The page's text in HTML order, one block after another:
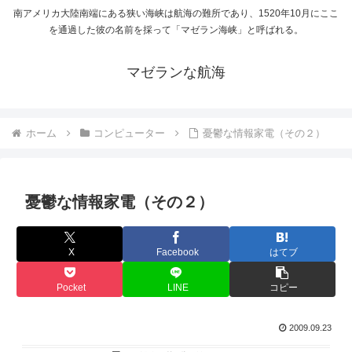
南アメリカ大陸南端にある狭い海峡は航海の難所であり、1520年10月にここ
を通過した彼の名前を採って「マゼラン海峡」と呼ばれる。
マゼランな航海
ホーム コンピューター 憂鬱な情報家電（その２）
憂鬱な情報家電（その２）
X Facebook はてブ
Pocket LINE コピー
2009.09.23